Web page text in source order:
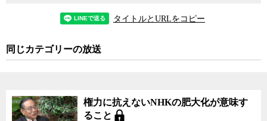
通告通りに「アベノミクスの新3本の矢」についての質問をした後、
「日本が難民を受け入れる可能性は？」と、予定に入っていってい
言うまでもないが、今回安倍首相が参加した国連総会は、シリア
の難民問題が主要な議題だった。難民問題を議論するために開かれ
タイトルとURLをコピー
同じカテゴリーの放送
権力に抗えないNHKの肥大化が意味す
ること